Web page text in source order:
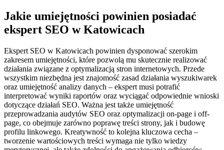
Jakie umiejętności powinien posiadać
ekspert SEO w Katowicach
Ekspert SEO w Katowicach powinien dysponować szerokim
zakresem umiejętności, które pozwolą mu skutecznie realizować
działania związane z optymalizacją stron internetowych. Przede
wszystkim niezbędna jest znajomość zasad działania wyszukiwarek
oraz umiejętność analizy danych – ekspert musi potrafić
interpretować wyniki raportów oraz wyciągać odpowiednie wnioski
dotyczące działań SEO. Ważna jest także umiejętność
przeprowadzania audytów SEO oraz optymalizacji on-page i off-
page, co obejmuje zarówno poprawę treści strony, jak i budowę
profilu linkowego. Kreatywność to kolejna kluczowa cecha –
tworzenie wartościowych treści wymaga nie tylko wiedzy